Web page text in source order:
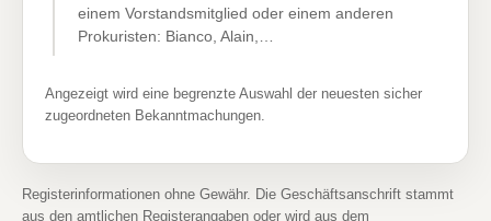
einem Vorstandsmitglied oder einem anderen
Prokuristen: Bianco, Alain,…
Angezeigt wird eine begrenzte Auswahl der neuesten sicher
zugeordneten Bekanntmachungen.
Registerinformationen ohne Gewähr. Die Geschäftsanschrift stammt
aus den amtlichen Registerangaben oder wird aus dem